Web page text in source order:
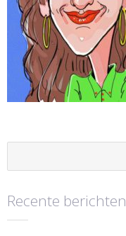
Recente berichten